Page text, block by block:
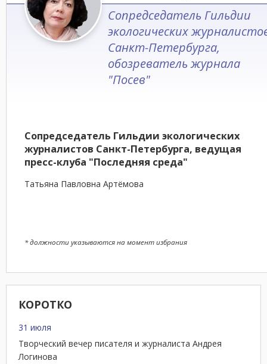
КОРОТКО
31 июля
Творческий вечер писателя и журналиста Андрея
Логинова
Сопредседатель Гильдии
экологических
Санкт-Петербурга,
обозреватель журнала
"Посев"
Сопредседатель Гильдии экологических
журналистов Санкт-Петербурга, ведущая
пресс-клуба "Последняя среда"
Татьяна Павловна Артёмова
* должности указываются на момент избрания